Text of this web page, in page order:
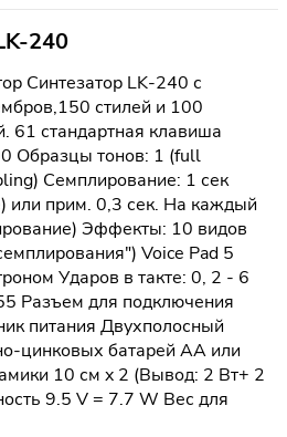
240
Синтезатор LK-240 с
стилей и 100
61 стандартная клавиша
Образцы тонов: 1 (full
Семплирование: 1 сек
или прим. 0,3 сек. На каждый
Эффекты: 10 видов
Voice Pad 5
Ударов в такте: 0, 2 - 6
Разъем для подключения
питания Двухполосный
цинковых батарей AA или
10 см x 2 (Вывод: 2 Вт+ 2
9.5 V = 7.7 W Вес для